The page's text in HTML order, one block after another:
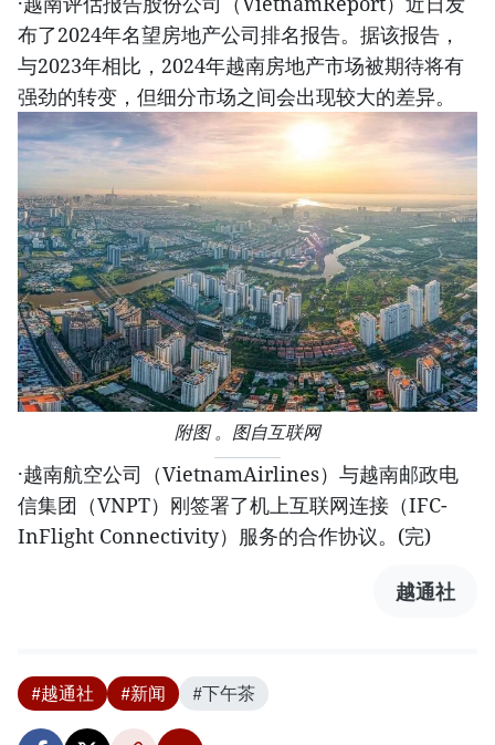
布了2024年名望房地产公司排名报告。据该报告，
与2023年相比，2024年越南房地产市场被期待将有
强劲的转变，但细分市场之间会出现较大的差异。
附图 。图自互联网
·越南航空公司（VietnamAirlines）与越南邮政电
信集团（VNPT）刚签署了机上互联网连接（IFC-
InFlight Connectivity）服务的合作协议。(完)
越通社
#越通社 #新闻 #下午茶